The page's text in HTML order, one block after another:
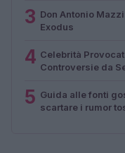
3 Don Antonio
Exodus
4 Celebrità
Controversie da
5 Guida alle fonti
scartare i rumor